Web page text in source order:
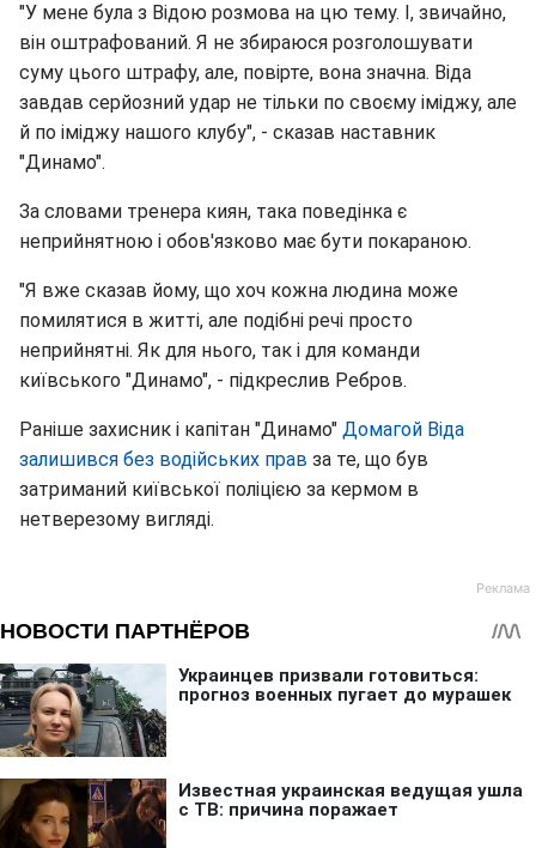
"У мене була з Відою розмова на цю тему. І, звичайно,
він оштрафований. Я не збираюся розголошувати
суму цього штрафу, але, повірте, вона значна. Віда
завдав серйозний удар не тільки по своєму іміджу, але
й по іміджу нашого клубу", - сказав наставник
"Динамо".
За словами тренера киян, така поведінка є
неприйнятною і обов'язково має бути покараною.
"Я вже сказав йому, що хоч кожна людина може
помилятися в житті, але подібні речі просто
неприйнятні. Як для нього, так і для команди
київського "Динамо", - підкреслив Ребров.
Раніше захисник і капітан "Динамо" Домагой Віда
залишився без водійських прав за те, що був
затриманий київської поліцією за кермом в
нетверезому вигляді.